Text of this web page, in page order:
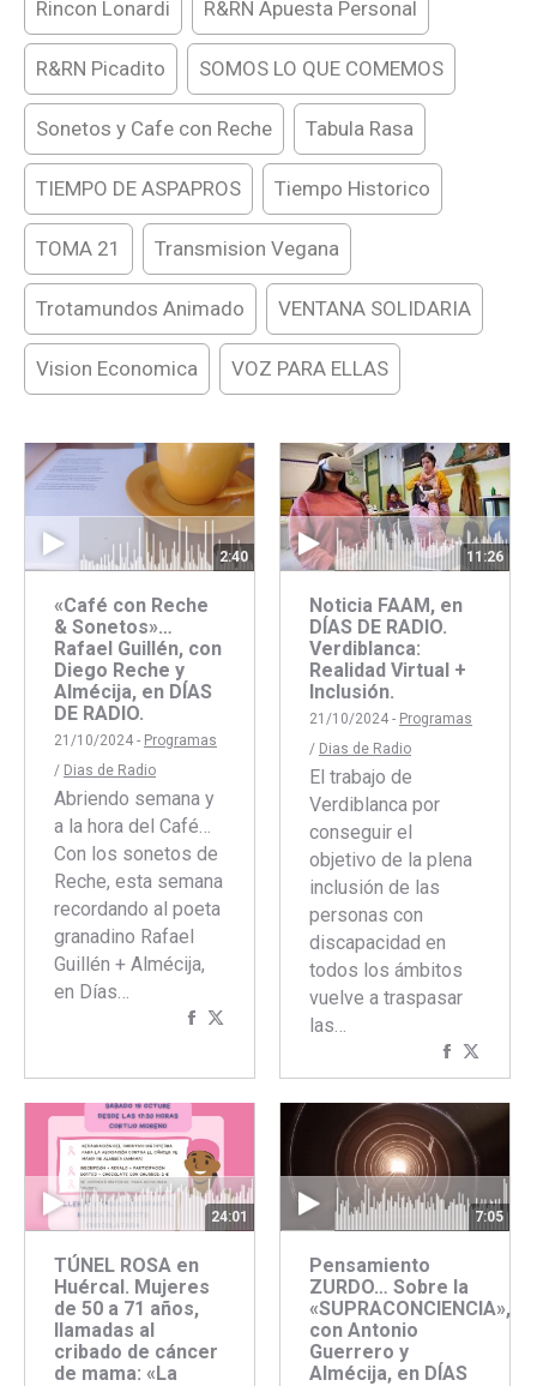
Rincon Lonardi R&RN Apuesta Personal
R&RN Picadito SOMOS LO QUE COMEMOS
Sonetos y Cafe con Reche Tabula Rasa
TIEMPO DE ASPAPROS Tiempo Historico
TOMA 21 Transmision Vegana
Trotamundos Animado VENTANA SOLIDARIA
Vision Economica VOZ PARA ELLAS
2:40
«Café con Reche
& Sonetos»…
Rafael Guillén, con
Diego Reche y
Almécija, en DÍAS
DE RADIO.
21/10/2024 - Programas
/ Dias de Radio
Abriendo semana y
a la hora del Café…
Con los sonetos de
Reche, esta semana
recordando al poeta
granadino Rafael
Guillén + Almécija,
en Días…
Compartir
Facebook
Twitter
11:26
Noticia FAAM, en
DÍAS DE RADIO.
Verdiblanca:
Realidad Virtual +
Inclusión.
21/10/2024 - Programas
/ Dias de Radio
El trabajo de
Verdiblanca por
conseguir el
objetivo de la plena
inclusión de las
personas con
discapacidad en
todos los ámbitos
vuelve a traspasar
las…
Compartir
concon
24:01
TÚNEL ROSA en
Huércal. Mujeres
de 50 a 71 años,
llamadas al
cribado de cáncer
de mama: «La
7:05
Pensamiento
ZURDO… Sobre la
«SUPRACONCIENCIA»,
con Antonio
Guerrero y
Almécija, en DÍAS